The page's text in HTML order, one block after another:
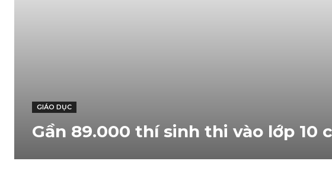
GIÁO DỤC
Gần 89.000 thí sinh thi vào lớp 10